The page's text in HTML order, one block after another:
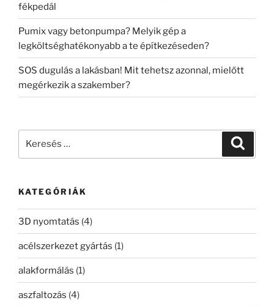
fékpedál
Pumix vagy betonpumpa? Melyik gép a
legköltséghatékonyabb a te építkezéseden?
SOS dugulás a lakásban! Mit tehetsz azonnal, mielőtt
megérkezik a szakember?
KATEGÓRIÁK
3D nyomtatás (4)
acélszerkezet gyártás (1)
alakformálás (1)
aszfaltozás (4)